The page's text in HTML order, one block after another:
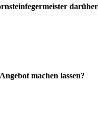
machen lassen?